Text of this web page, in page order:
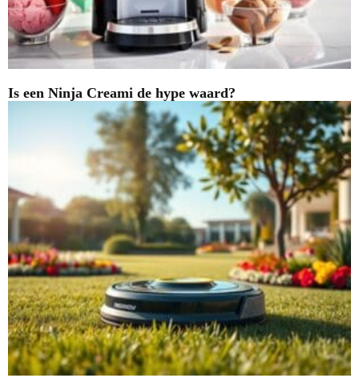
Is een Ninja Creami de hype waard?